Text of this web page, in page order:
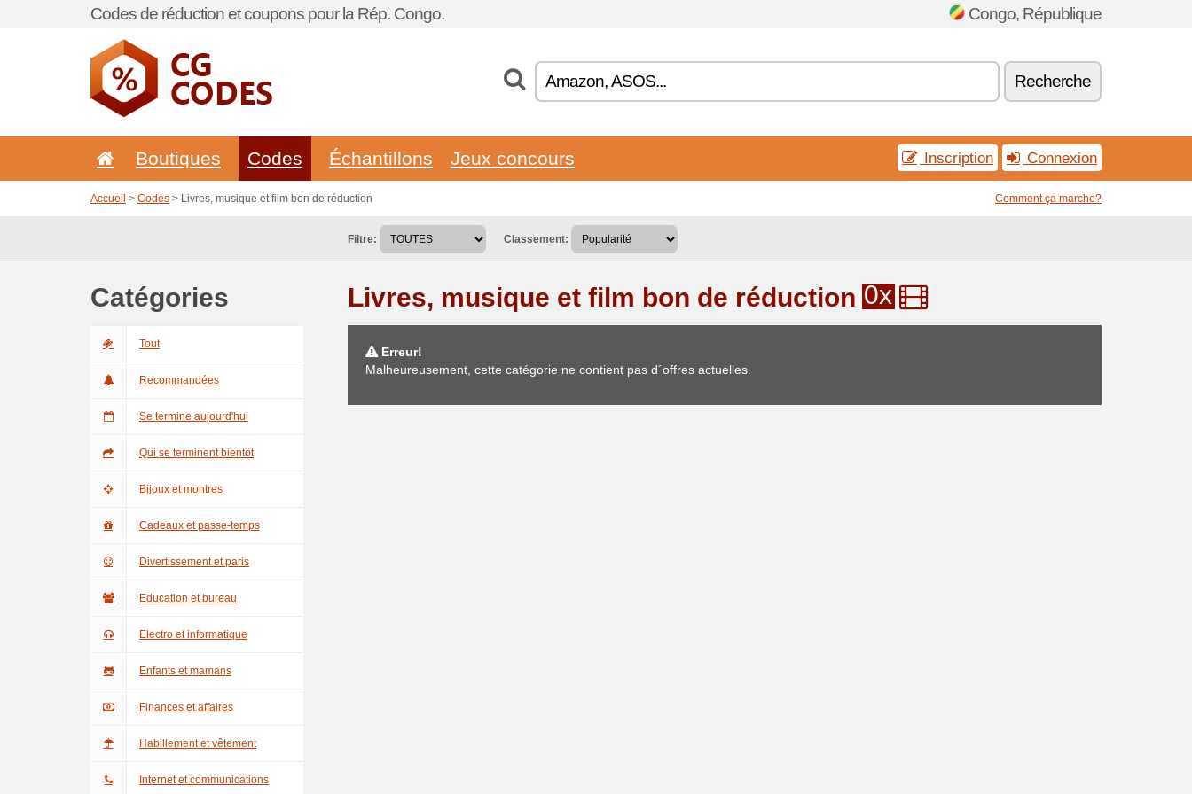
Codes de réduction et coupons pour la Rép. Congo. Congo, République
Recherche
Boutiques Codes Échantillons Jeux concours Inscription Connexion
Accueil > Codes > Livres, musique et film bon de réduction Comment ça marche?
Filtre: Classement:
Catégories
Tout
Recommandées
Se termine aujourd'hui
Qui se terminent bientôt
Bijoux et montres
Cadeaux et passe-temps
Divertissement et paris
Education et bureau
Electro et informatique
Enfants et mamans
Finances et affaires
Habillement et vêtement
Internet et communications
Livres, musique et film bon de réduction 0x
Erreur!
Malheureusement, cette catégorie ne contient pas d´offres actuelles.